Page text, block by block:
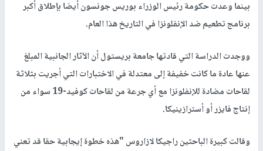
بينما وعدت حكومة رئيس الوزراء بوريس جونسون أيضا بإطلاق أكبر
برنامج تطعيم ضد الإنفلونزا في التاريخ هذا العام.
ووجدت الدراسة التي قادتها جامعة بريستول أن الآثار الجانبية المبلغ
عنها عادة ما كانت خفيفة إلى معتدلة في الاختبارات التي أجريت بثلاثة
لقاحات مضادة للإنفلونزا مع أي جرعة من لقاحات كوفيد-19 سواء من
إنتاج فايزر أو أسترازينيكا.
وقالت كبيرة الباحثين راجيكا لازاروس "هذه خطوة إيجابية حقا قد تعني